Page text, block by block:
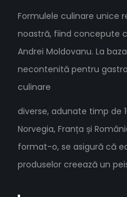
Formulele culinare unice
noastră, fiind concepute
Andrei Moldovanu. La
necontenită pentru
culinare
diverse, adunate timp de
Norvegia, Franța și
format-o, se asigură că
produselor creează un